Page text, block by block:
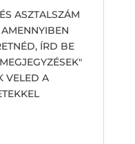
ASZTALSZÁM
ÍRD BE
VELED A